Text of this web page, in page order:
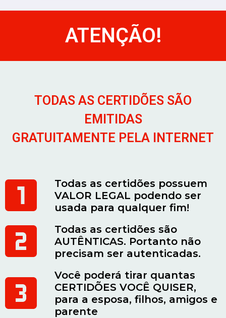
ATENÇÃO!
TODAS AS CERTIDÕES SÃO
EMITIDAS
GRATUITAMENTE PELA INTERNET
Todas as certidões possuem
VALOR LEGAL podendo ser
usada para qualquer fim!
Todas as certidões são
AUTÊNTICAS. Portanto não
precisam ser autenticadas.
Você poderá tirar quantas
CERTIDÕES VOCÊ QUISER,
para a esposa, filhos, amigos e
parente